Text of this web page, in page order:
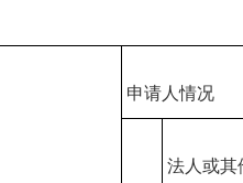
申请人情况
法人或其